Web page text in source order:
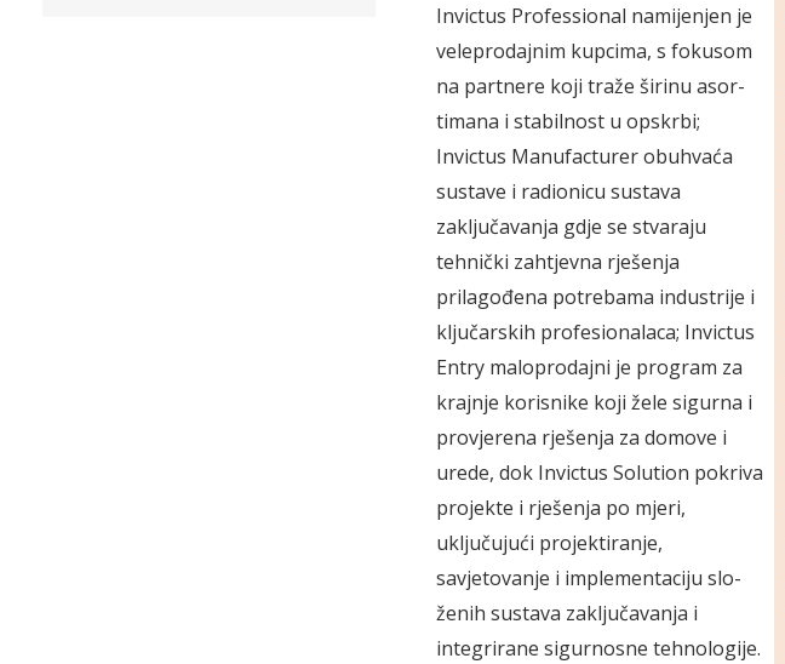
Invictus Professional nami­­jenjen je
veleprodajnim kupcima, s foku­­som
na partnere koji traže širinu asor­­
timana i stabilnost u opskrbi;
Invictus Manufacturer obuhvaća
sustave i radionicu sustava
zaključavanja gdje se stvaraju
tehnički zahtjevna rješenja
prilagođena potrebama industrije i
klju­­čarskih profesionalaca; Invictus
Entry maloprodajni je program za
krajnje korisnike koji žele sigurna i
provjerena rješenja za domo­­ve i
urede, dok Invictus Solution pokriva
projekte i rješenja po mjeri,
uključujući projekti­­ranje,
savjetovanje i implementaciju slo­­
ženih sustava zaključavanja i
integrirane sigurnosne tehnologije.